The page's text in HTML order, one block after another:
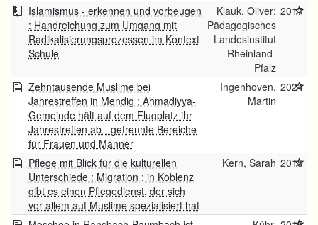
Islamismus - erkennen und vorbeugen
: Handreichung zum Umgang mit
Radikalisierungsprozessen im Kontext
Schule
Klauk, Oliver;
Pädagogisches
Landesinstitut
Rheinland-
Pfalz
2017
Zehntausende Muslime bei
Jahrestreffen in Mendig : Ahmadiyya-
Gemeinde hält auf dem Flugplatz ihr
Jahrestreffen ab - getrennte Bereiche
für Frauen und Männer
Ingenhoven,
Martin
2024
Pflege mit Blick für die kulturellen
Unterschiede : Migration ; in Koblenz
gibt es einen Pflegedienst, der sich
vor allem auf Muslime spezialisiert hat
Kern, Sarah 2015